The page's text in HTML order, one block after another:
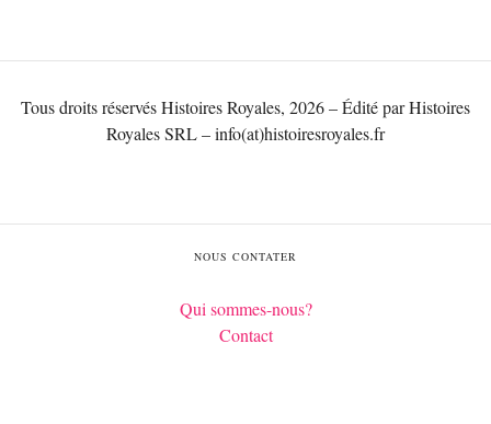
Tous droits réservés Histoires Royales, 2026 – Édité par Histoires
Royales SRL – info(at)histoiresroyales.fr
NOUS CONTATER
Qui sommes-nous?
Contact